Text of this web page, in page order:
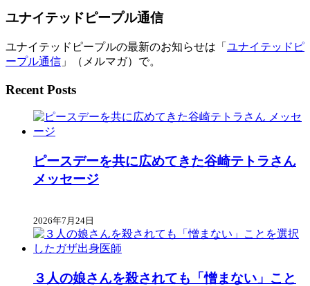
レ
ス
ユナイテッドピープル通信
ユナイテッドピープルの最新のお知らせは「 ユナイテッドピ
ープル通信 」（メルマガ）で。
Recent Posts
ピースデーを共に広めてきた谷崎テトラさん
メッセージ
2026年7月24日
３人の娘さんを殺されても「憎まない」こと